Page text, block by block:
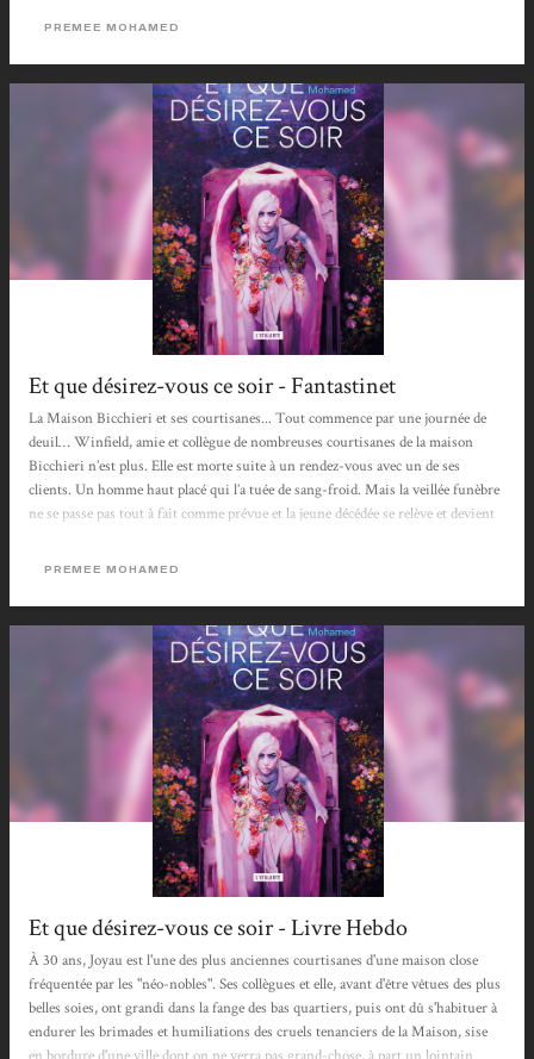
environnement, soyons objectifs. Ce choix assumé peut en tout cas avoir une
PREMEE MOHAMED
Et que désirez-vous ce soir - Fantastinet
La Maison Bicchieri et ses courtisanes... Tout commence par une journée de
deuil… Winfield, amie et collègue de nombreuses courtisanes de la maison
Bicchieri n’est plus. Elle est morte suite à un rendez-vous avec un de ses
clients. Un homme haut placé qui l’a tuée de sang-froid. Mais la veillée funèbre
ne se passe pas tout à fait comme prévue et la jeune décédée se relève et devient
maison ultra-contrôlée. Une non-morte qui va aussi chercher à se venger, alors
PREMEE MOHAMED
Et que désirez-vous ce soir - Livre Hebdo
À 30 ans, Joyau est l'une des plus anciennes courtisanes d'une maison close
fréquentée par les "néo-nobles". Ses collègues et elle, avant d'être vêtues des plus
belles soies, ont grandi dans la fange des bas quartiers, puis ont dû s'habituer à
endurer les brimades et humiliations des cruels tenanciers de la Maison, sise